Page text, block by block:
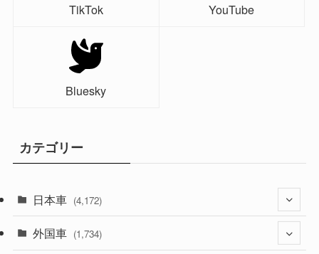
TikTok YouTube
Bluesky
カテゴリー
日本車 (4,172)
(1,321)
外国車 (1,734)